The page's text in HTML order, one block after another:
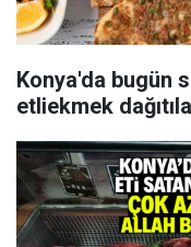
Konya'da bugün
etliekmek